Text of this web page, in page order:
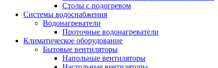
Столы с подогревом
Системы водоснабжения
Водонагреватели
Проточные водонагреватели
Климатическое оборудование
Бытовые вентиляторы
Напольные вентиляторы